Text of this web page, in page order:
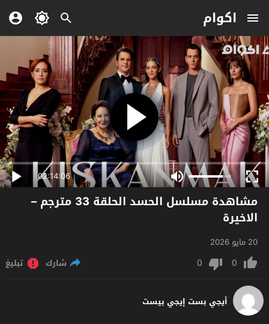
اكوام
02:14:06
مشاهدة مسلسل الحسد الحلقة 33 مترجم –
الاخيرة
20 مايو 2026
0
0 شارك تبليغ
أيجي بست إيجي بيست